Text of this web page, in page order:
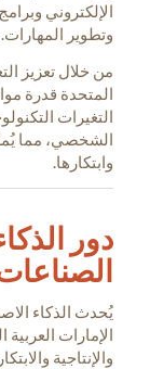
الإلكتروني
وتطوير المهارات.
من خلال تعزيز
المتحدة قدرة
التغيرات
الشخصي، مما
وابتكارها.
دور
يُحدث الذكاء
الإمارات
والإنتاجية